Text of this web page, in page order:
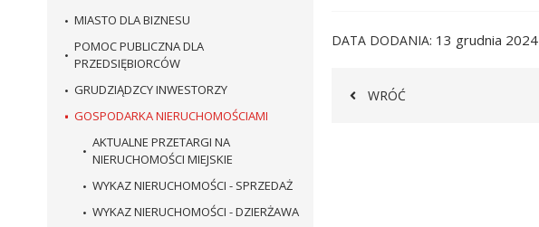
MIASTO DLA BIZNESU
POMOC PUBLICZNA DLA
PRZEDSIĘBIORCÓW
GRUDZIĄDZCY INWESTORZY
GOSPODARKA NIERUCHOMOŚCIAMI
AKTUALNE PRZETARGI NA
NIERUCHOMOŚCI MIEJSKIE
WYKAZ NIERUCHOMOŚCI - SPRZEDAŻ
WYKAZ NIERUCHOMOŚCI - DZIERŻAWA
DATA DODANIA 13 grudnia 2024
WRÓĆ